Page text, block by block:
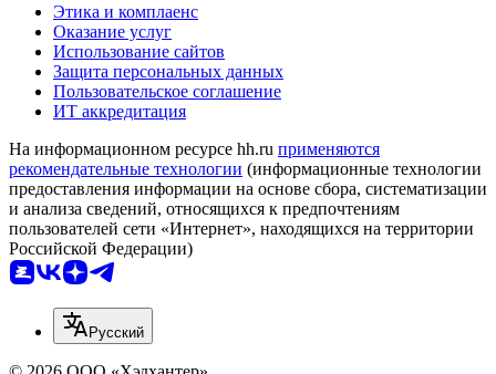
Этика и комплаенс
Оказание услуг
Использование сайтов
Защита персональных данных
Пользовательское соглашение
ИТ аккредитация
На информационном ресурсе hh.ru применяются
рекомендательные технологии (информационные технологии
предоставления информации на основе сбора, систематизации
и анализа сведений, относящихся к предпочтениям
пользователей сети «Интернет», находящихся на территории
Российской Федерации)
Русский